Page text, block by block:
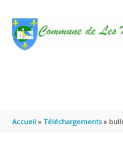
Accueil Téléchargements